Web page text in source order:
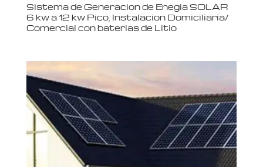
Sistema de Generacion de Enegia SOLAR
6 kw a 12 kw Pico, Instalacion Domiciliaria/
Comercial con baterias de Litio